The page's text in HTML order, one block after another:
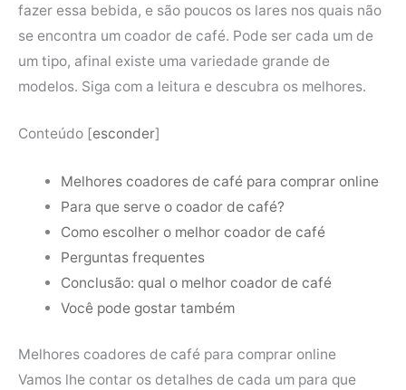
fazer essa bebida, e são poucos os lares nos quais não
se encontra um coador de café. Pode ser cada um de
um tipo, afinal existe uma variedade grande de
modelos. Siga com a leitura e descubra os melhores.
Conteúdo [esconder]
Melhores coadores de café para comprar online
Para que serve o coador de café?
Como escolher o melhor coador de café
Perguntas frequentes
Conclusão: qual o melhor coador de café
Você pode gostar também
Melhores coadores de café para comprar online
Vamos lhe contar os detalhes de cada um para que